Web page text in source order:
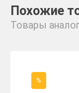
Похожие
Товары
%